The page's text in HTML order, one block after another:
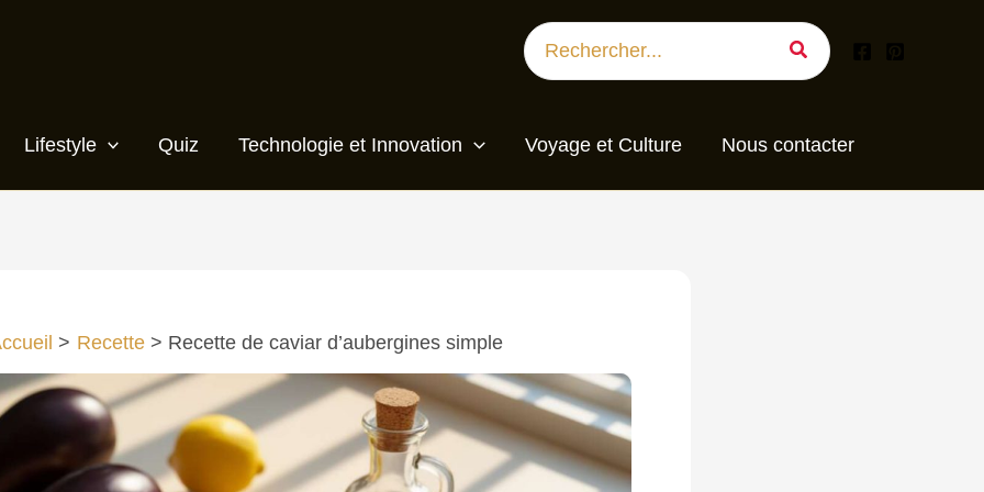
Search
for:
Lifestyle Quiz Technologie et Innovation Voyage et Culture Nous contacter
Recette Recette de caviar d’aubergines simple